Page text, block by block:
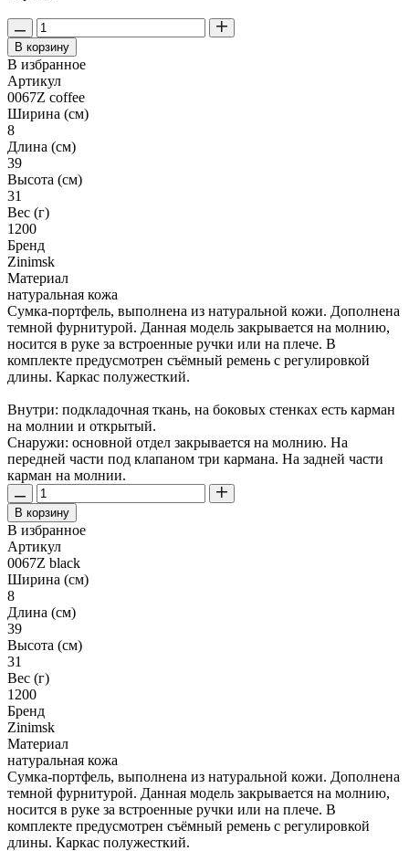
В корзину
В избранное
Артикул
0067Z coffee
Ширина (см)
8
Длина (см)
39
Высота (см)
31
Вес (г)
1200
Бренд
Zinimsk
Материал
натуральная кожа
Сумка-портфель, выполнена из натуральной кожи. Дополнена
темной фурнитурой. Данная модель закрывается на молнию,
носится в руке за встроенные ручки или на плече. В
комплекте предусмотрен съёмный ремень с регулировкой
длины. Каркас полужесткий.
Внутри: подкладочная ткань, на боковых стенках есть карман
на молнии и открытый.
Снаружи: основной отдел закрывается на молнию. На
передней части под клапаном три кармана. На задней части
карман на молнии.
В корзину
В избранное
Артикул
0067Z black
Ширина (см)
8
Длина (см)
39
Высота (см)
31
Вес (г)
1200
Бренд
Zinimsk
Материал
натуральная кожа
Сумка-портфель, выполнена из натуральной кожи. Дополнена
темной фурнитурой. Данная модель закрывается на молнию,
носится в руке за встроенные ручки или на плече. В
комплекте предусмотрен съёмный ремень с регулировкой
длины. Каркас полужесткий.